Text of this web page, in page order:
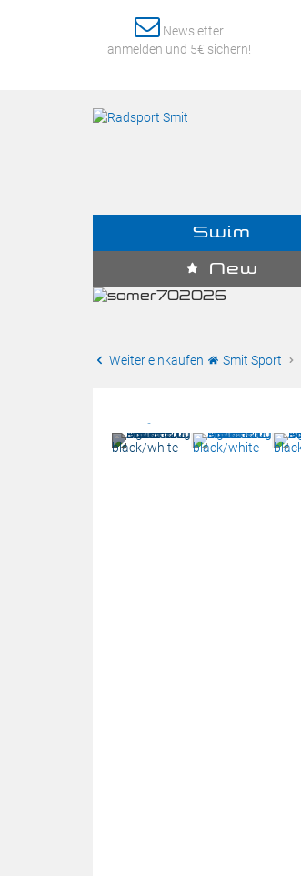
Newsletter
anmelden und 5€ sichern!
Swim
New
Weiter einkaufen Smit Sport